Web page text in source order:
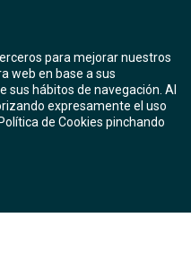
para mejorar nuestros
web en base a sus
sus hábitos de navegación. Al
expresamente el uso
de Cookies pinchando